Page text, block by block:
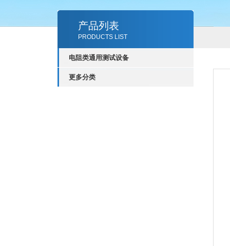
产品列表
PRODUCTS LIST
电阻类通用测试设备
更多分类